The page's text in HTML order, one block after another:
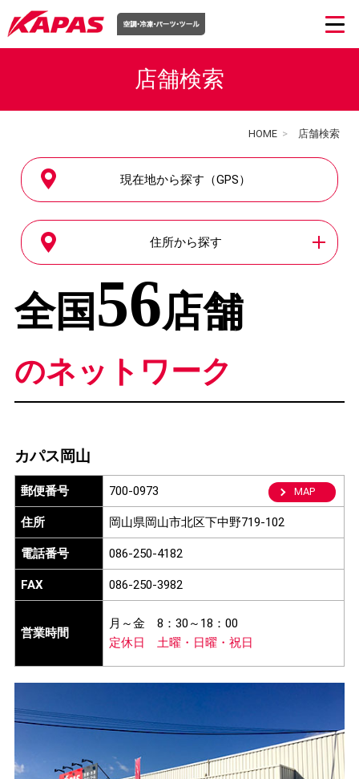
店舗検索
HOME > 店舗検索
現在地から探す（GPS）
住所から探す
全国56店舗
のネットワーク
カパス岡山
郵便番号 700-0973 MAP
住所 岡山県岡山市北区下中野719-102
電話番号 086-250-4182
FAX 086-250-3982
営業時間
月～金
8：30～18：00
定休日
土曜・日曜・祝日